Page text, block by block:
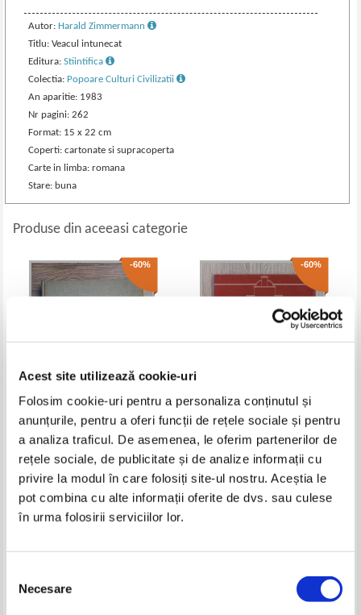
Acest site utilizează cookie-uri
Folosim cookie-uri pentru a personaliza conținutul și
anunțurile, pentru a oferi funcții de rețele sociale și pentru
a analiza traficul. De asemenea, le oferim partenerilor de
rețele sociale, de publicitate și de analize informații cu
privire la modul în care folosiți site-ul nostru. Aceștia le
pot combina cu alte informații oferite de dvs. sau culese
în urma folosirii serviciilor lor.
consimțământului
Necesare
Autor: Harald Zimmermann
Titlu: Veacul intunecat
Editura:Stiintifica
Colectia: Popoare Culturi Civilizatii
An aparitie: 1983
Nr pagini: 262
Format: 15 x 22 cm
Coperti: cartonate si supracoperta
Carte in limba: romana
Stare: buna
Produse din aceeasi categorie
-60%
Acta Musei Devensis. Sargetia
43,00Lei 17,20
Adaugă în coș
-60%
Looking at historic buildings in
Holland
Lei
Adaugă în coș